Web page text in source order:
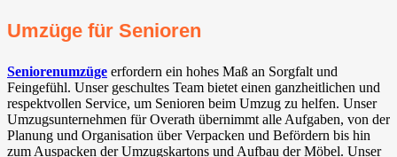
Umzüge für Senioren
Seniorenumzüge erfordern ein hohes Maß an Sorgfalt und
Feingefühl. Unser geschultes Team bietet einen ganzheitlichen und
respektvollen Service, um Senioren beim Umzug zu helfen. Unser
Umzugsunternehmen für Overath übernimmt alle Aufgaben, von der
Planung und Organisation über Verpacken und Befördern bis hin
zum Auspacken der Umzugskartons und Aufbau der Möbel. Unser